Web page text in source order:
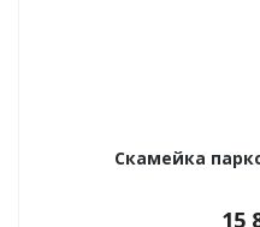
Скамейка
15